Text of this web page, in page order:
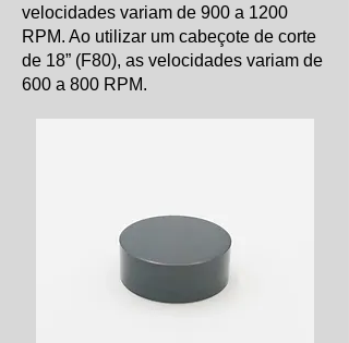
velocidades variam de 900 a 1200
RPM. Ao utilizar um cabeçote de corte
de 18” (F80), as velocidades variam de
600 a 800 RPM.